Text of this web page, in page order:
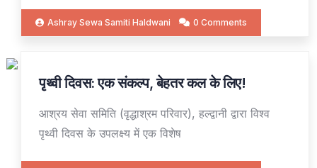
Ashray Sewa Samiti Haldwani 0 Comments
24
पृथ्वी दिवस: एक संकल्प, बेहतर कल के लिए!
​आश्रय सेवा समिति (वृद्धाश्रम परिवार), हल्द्वानी द्वारा विश्व
पृथ्वी दिवस के उपलक्ष्य में एक विशेष